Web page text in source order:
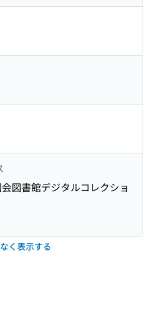
図書館デジタルコレクショ
く表示する